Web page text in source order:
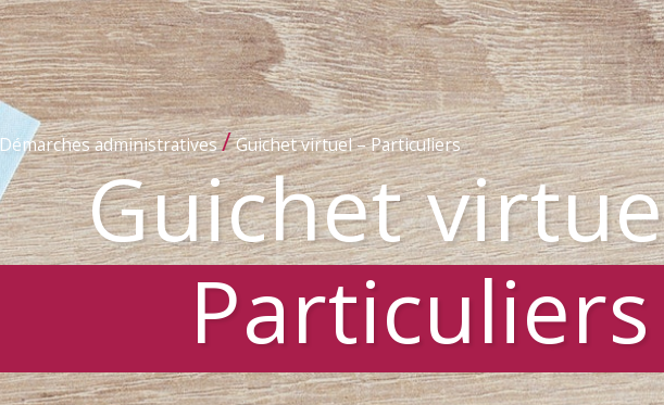
Démarches administratives/Guichet virtuel – Particuliers
Guichet
Particuliers